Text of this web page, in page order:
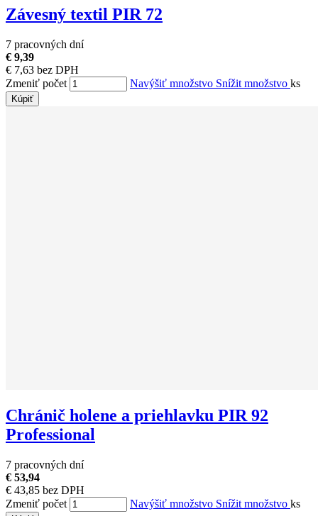
Závesný textil PIR 72
7 pracovných dní
€ 9,39
€ 7,63 bez DPH
Zmeniť počet
Navýšiť množstvo Snížit množstvo ks
Kúpiť
Chránič holene a priehlavku PIR 92
Professional
7 pracovných dní
€ 53,94
€ 43,85 bez DPH
Zmeniť počet
Navýšiť množstvo Snížit množstvo ks